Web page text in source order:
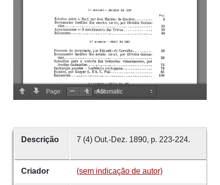
Descrição 7 (4) Out.-Dez. 1890, p. 223-224.
Criador (sem indicação de autor)